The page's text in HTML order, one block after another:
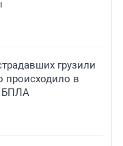
грузили
происходило в
БПЛА